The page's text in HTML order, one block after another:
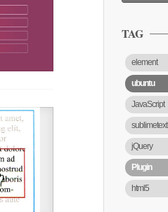
근
글
TAG
element
ubuntu
JavaScript
sublimetext
jQuery
Plugin
html5